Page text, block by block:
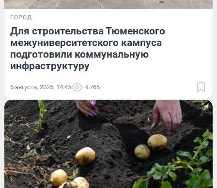
ГОРОД
Для строительства Тюменского
межуниверситетского кампуса
подготовили коммунальную
инфраструктуру
6 августа, 2025, 14:45 4 765